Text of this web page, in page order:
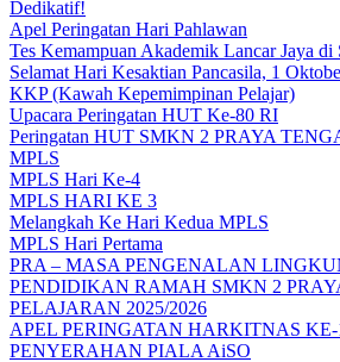
Dedikatif!
Apel Peringatan Hari Pahlawan
Tes Kemampuan Akademik Lancar Jaya
Selamat Hari Kesaktian Pancasila, 1
KKP (Kawah Kepemimpinan Pelajar)
Upacara Peringatan HUT Ke-80 RI
Peringatan HUT SMKN 2 PRAYA
MPLS
MPLS Hari Ke-4
MPLS HARI KE 3
Melangkah Ke Hari Kedua MPLS
MPLS Hari Pertama
PRA – MASA PENGENALAN
PENDIDIKAN RAMAH SMKN 2
PELAJARAN 2025/2026
APEL PERINGATAN HARKITNAS KE-
PENYERAHAN PIALA AiSO